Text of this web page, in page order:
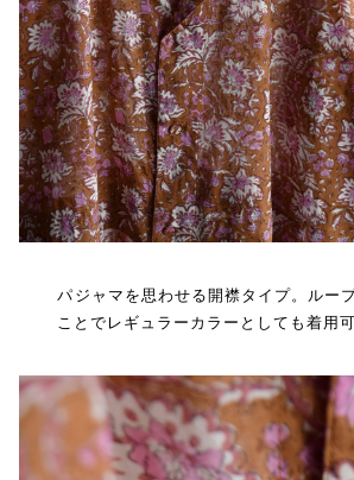
パジャマを思わせる開襟タイプ。ルー
ことでレギュラーカラーとしても着用可